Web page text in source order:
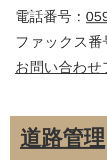
電話番号：
ファックス番
お問い合わせ
道路管理